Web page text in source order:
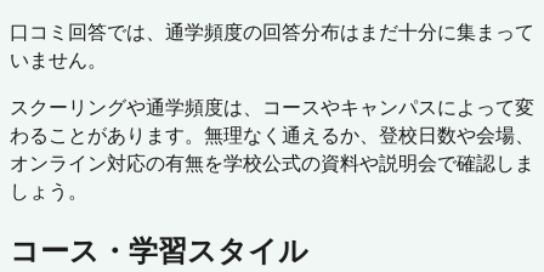
口コミ回答では、通学頻度の回答分布はまだ十分に集まって
いません。
スクーリングや通学頻度は、コースやキャンパスによって変
わることがあります。無理なく通えるか、登校日数や会場、
オンライン対応の有無を学校公式の資料や説明会で確認しま
しょう。
コース・学習スタイル